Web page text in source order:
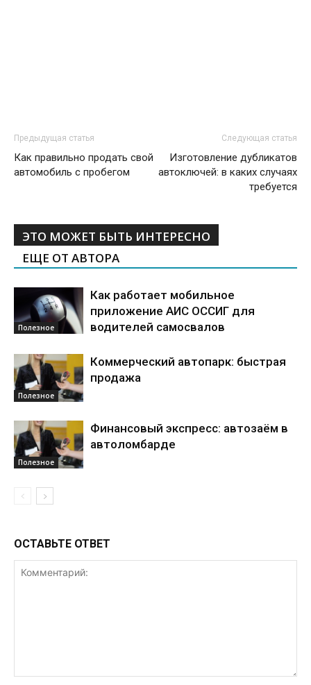
Предыдущая статья
Как правильно продать свой
автомобиль с пробегом
Следующая статья
Изготовление дубликатов
автоключей: в каких случаях
требуется
ЭТО МОЖЕТ БЫТЬ ИНТЕРЕСНО
ЕЩЕ ОТ АВТОРА
Полезное
Как работает мобильное
приложение АИС ОССИГ для
водителей самосвалов
Полезное
Коммерческий автопарк: быстрая
продажа
Полезное
Финансовый экспресс: автозаём в
автоломбарде
ОСТАВЬТЕ ОТВЕТ